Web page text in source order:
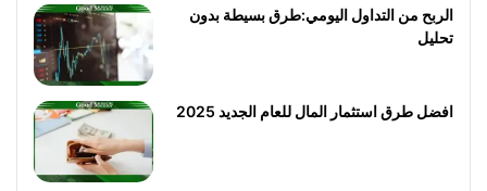
الربح من التداول اليومي:طرق بسيطة بدون
تحليل
افضل طرق استثمار المال للعام الجديد 2025